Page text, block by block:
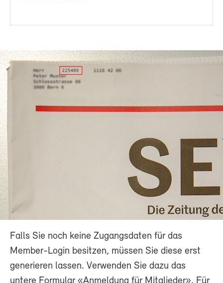
Falls Sie noch keine Zugangsdaten für das
Member-Login besitzen, müssen Sie diese erst
generieren lassen. Verwenden Sie dazu das
untere Formular «Anmeldung für Mitglieder». Für